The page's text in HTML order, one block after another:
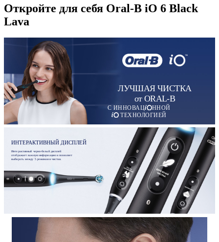
Откройте для себя Oral-B iO 6 Black
Lava
ЛУЧШАЯ ЧИСТКА
от ORAL-B
С ИННОВАЦ
ННОЙ
ТЕХНОЛОГИЕЙ
ИНТЕРАКТИВНЫЙ ДИСПЛЕЙ
Интерактивный черно-белый дисплей
отображает важную информацию и позволяет
выбирать между 5 режимами чистки.